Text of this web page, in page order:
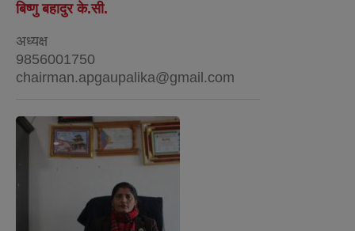
बिष्णु बहादुर के.सी.
अध्यक्ष
9856001750
chairman.apgaupalika@gmail.com